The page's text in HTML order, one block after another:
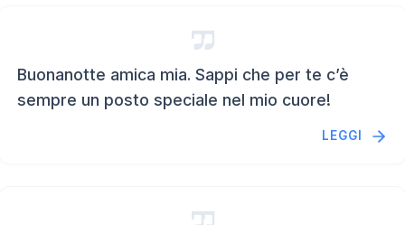
Buonanotte amica mia. Sappi che per te c’è
sempre un posto speciale nel mio cuore!
LEGGI